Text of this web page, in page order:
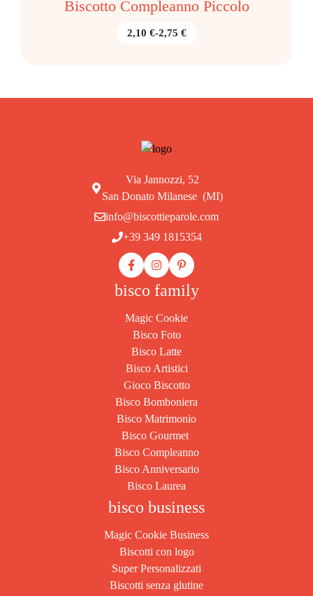
Biscotto Compleanno Piccolo
2,10 €-2,75 €
Fascia
Via Jannozzi, 52
San Donato Milanese (MI)
info@biscottieparole.com
+39 349 1815354
bisco family
Magic Cookie
Bisco Foto
Bisco Latte
Bisco Artistici
Gioco Biscotto
Bisco Bomboniera
Bisco Matrimonio
Bisco Gourmet
Bisco Compleanno
Bisco Anniversario
Bisco Laurea
bisco business
Magic Cookie Business
Biscotti con logo
Super Personalizzati
Biscotti senza glutine